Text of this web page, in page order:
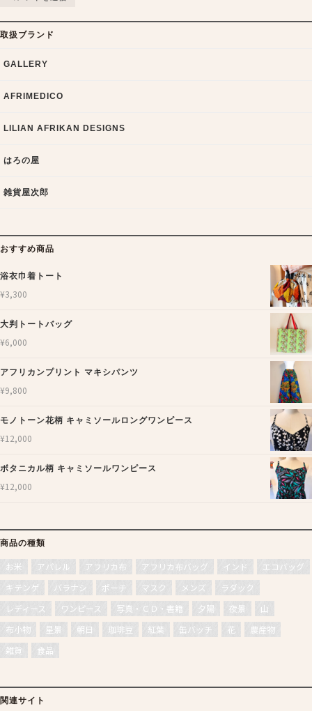
取扱ブランド
GALLERY
AFRIMEDICO
LILIAN AFRIKAN DESIGNS
はろの屋
雑貨屋次郎
おすすめ商品
浴衣巾着トート
¥3,300
大判トートバッグ
¥6,000
アフリカンプリント マキシパンツ
¥9,800
モノトーン花柄 キャミソールロングワンピース
¥12,000
ボタニカル柄 キャミソールワンピース
¥12,000
商品の種類
お米 アパレル アフリカ布 アフリカ布バッグ インド
エコバッグ
キテンゲ
バラナシ ポーチ マスク メンズ
ラダック
レディース
ワンピース 写真・ＣＤ・書籍 夕陽 夜景
山
布小物
星景 朝日 珈琲豆 紅葉 缶バッチ 花
農産物
雑貨
食品
関連サイト